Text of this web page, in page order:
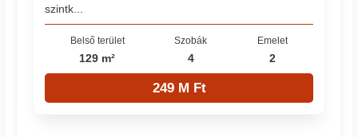
szintk...
Belső terület
129 m²
Szobák
4
Emelet
2
249 M Ft